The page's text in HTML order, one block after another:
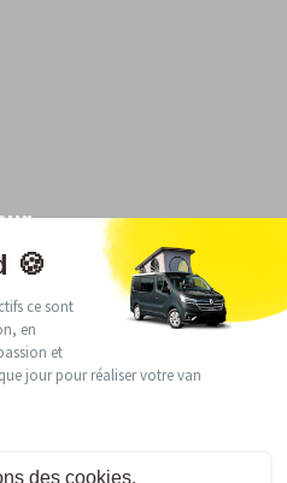
de la Loire
Rhône-Alpes
Alpes-Côte d’Azur
Nouvelle-Aquitaine